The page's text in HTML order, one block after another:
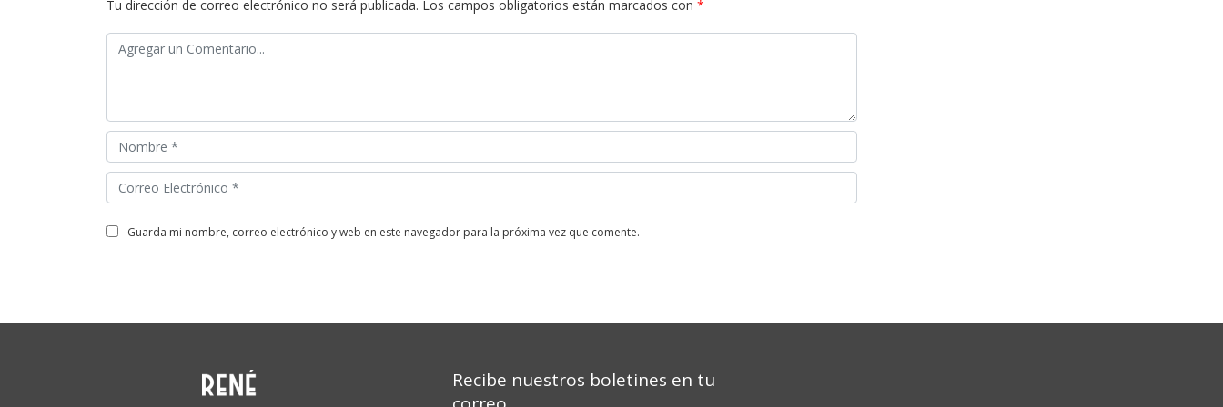
Tu dirección de correo electrónico no será publicada. Los campos obligatorios están marcados con *
guarda mi nombre, correo electrónico y web en este navegador para la próxima vez que comente.
Recibe nuestros boletines en tu